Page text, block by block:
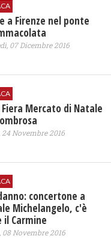
a Firenze nel ponte
07 Dicembre 2016
Fiera Mercato di Natale
24 Novembre 2016
concertone a
Michelangelo, c'è
il Carmine
08 Novembre 2016